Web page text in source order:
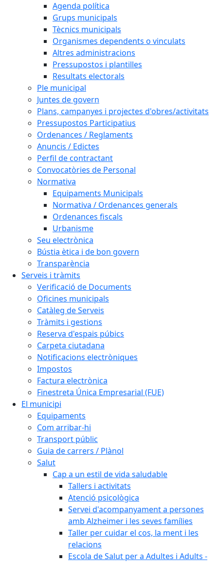
Agenda política
Grups municipals
Tècnics municipals
Organismes dependents o vinculats
Altres administracions
Pressupostos i plantilles
Resultats electorals
Ple municipal
Juntes de govern
Plans, campanyes i projectes d'obres/activitats
Pressupostos Participatius
Ordenances / Reglaments
Anuncis / Edictes
Perfil de contractant
Convocatòries de Personal
Normativa
Equipaments Municipals
Normativa / Ordenances generals
Ordenances fiscals
Urbanisme
Seu electrònica
Bústia ètica i de bon govern
Transparència
Serveis i tràmits
Verificació de Documents
Oficines municipals
Catàleg de Serveis
Tràmits i gestions
Reserva d'espais púbics
Carpeta ciutadana
Notificacions electròniques
Impostos
Factura electrònica
Finestreta Única Empresarial (FUE)
El municipi
Equipaments
Com arribar-hi
Transport públic
Guia de carrers / Plànol
Salut
Cap a un estil de vida saludable
Tallers i activitats
Atenció psicològica
Servei d'acompanyament a persones
amb Alzheimer i les seves famílies
Taller per cuidar el cos, la ment i les
relacions
Escola de Salut per a Adultes i Adults -